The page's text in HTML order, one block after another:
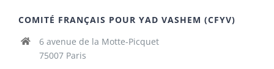
COMITÉ FRANÇAIS POUR YAD VASHEM (CFYV)
6 avenue de la Motte-Picquet
75007 Paris